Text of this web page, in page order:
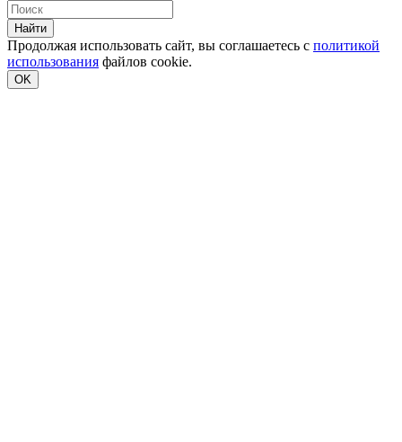
Найти
Продолжая использовать сайт, вы соглашаетесь с политикой
использования файлов cookie.
OK